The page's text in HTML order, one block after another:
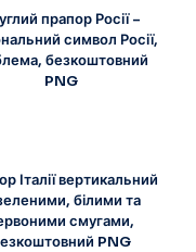
прапор Росії –
символ Росії,
безкоштовний
PNG
Італії вертикальний
білими та
смугами,
PNG